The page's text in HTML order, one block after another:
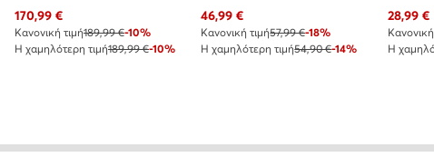
Τρέχουσα τιμή
170,99 €
Κανονική τιμή189,99 €-10%
Η χαμηλότερη τιμή189,99 €-10%
Τρέχουσα τιμή
46,99 €
Κανονική τιμή57,99 €-18%
Η χαμηλότερη τιμή54,90 €-14%
28,99€
Η